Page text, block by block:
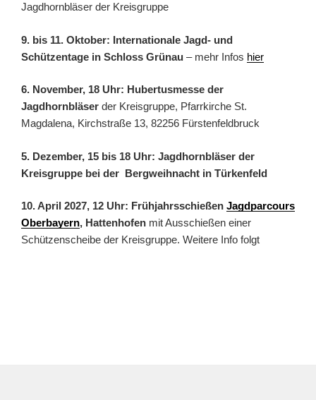
Jagdhornbläser der Kreisgruppe
9. bis 11. Oktober: Internationale Jagd- und
Schützentage in Schloss Grünau – mehr Infos hier
6. November, 18 Uhr: Hubertusmesse der
Jagdhornbläser der Kreisgruppe, Pfarrkirche St.
Magdalena, Kirchstraße 13, 82256 Fürstenfeldbruck
5. Dezember, 15 bis 18 Uhr: Jagdhornbläser der
Kreisgruppe bei der Bergweihnacht in Türkenfeld
10. April 2027, 12 Uhr: Frühjahrsschießen Jagdparcours
Oberbayern, Hattenhofen mit Ausschießen einer
Schützenscheibe der Kreisgruppe. Weitere Info folgt